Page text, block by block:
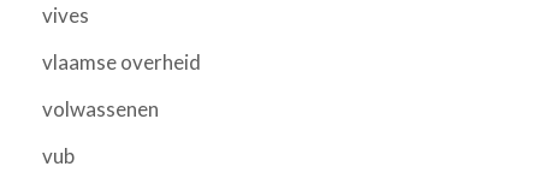
vives
vlaamse overheid
volwassenen
vub